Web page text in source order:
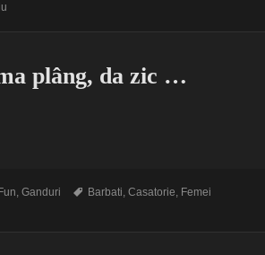
plâng, da zic …
,Ganduri Etichete
Barbati,Casatorie, Femei